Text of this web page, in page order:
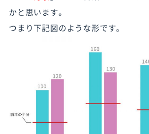
かと思います。
つまり下記図のような形です。